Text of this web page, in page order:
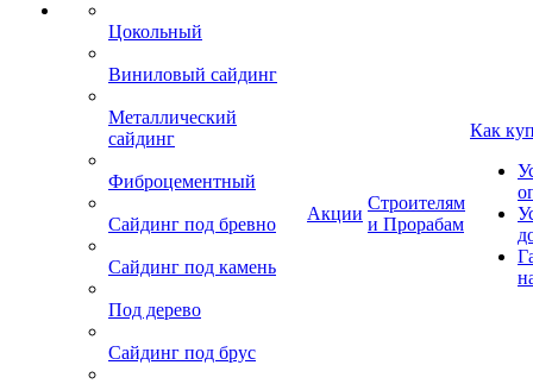
Цокольный
Виниловый сайдинг
Металлический
сайдинг
Фиброцементный
Сайдинг под бревно
Сайдинг под камень
Под дерево
Сайдинг под брус
Акции
Строителям
и Прорабам
Как